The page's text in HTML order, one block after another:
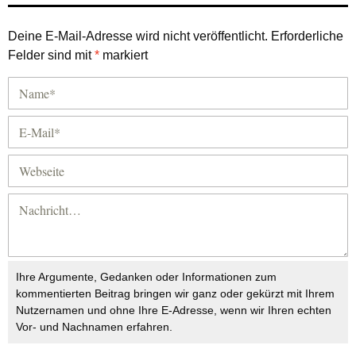
Deine E-Mail-Adresse wird nicht veröffentlicht. Erforderliche
Felder sind mit* markiert
Ihre Argumente, Gedanken oder Informationen zum
kommentierten Beitrag bringen wir ganz oder gekürzt mit Ihrem
Nutzernamen und ohne Ihre E-Adresse, wenn wir Ihren echten
Vor- und Nachnamen erfahren.